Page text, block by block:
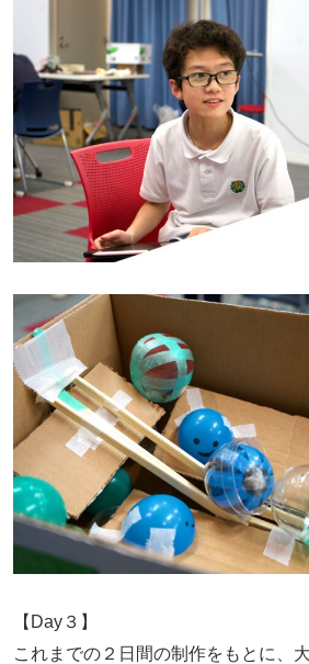
【Day３】
これまでの２日間の制作をもとに、